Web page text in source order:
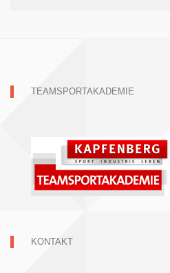
TEAMSPORTAKADEMIE
KONTAKT